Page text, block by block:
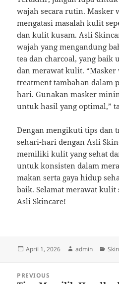
wajah secara rutin. Masker
mengatasi masalah kulit
dan kulit kusam. Asli
wajah yang mengandung
tea dan charcoal, yang
dan merawat kulit.
treatment tambahan dalam
hari. Gunakan masker
untuk hasil yang optimal,”
Dengan mengikuti tips dan
sehari-hari dengan Asli
memiliki kulit yang sehat
untuk konsisten dalam
makan serta gaya hidup
baik. Selamat merawat kulit
Asli Skincare!
Posted
April 1, 2026 Author
admin
navigation
PREVIOUS